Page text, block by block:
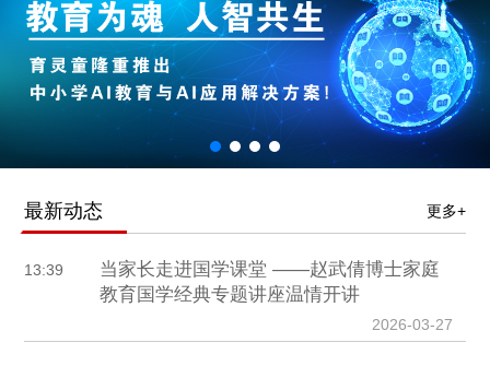
最新动态 更多+
13:39
当家长走进国学课堂 ——赵武倩博士家庭
教育国学经典专题讲座温情开讲
2026-03-27